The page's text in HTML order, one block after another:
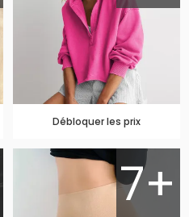
Débloquer les prix
7+